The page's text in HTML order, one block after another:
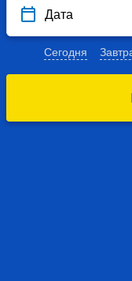
Дата
Сегодня